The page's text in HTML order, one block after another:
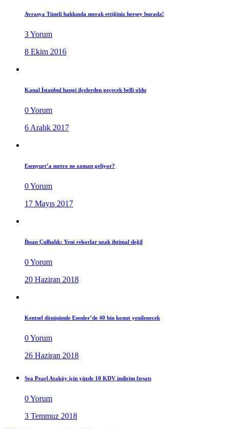
Avrasya Tüneli hakkında merak ettiğiniz herşey burada!
3 Yorum
8 Ekim 2016
Kanal İstanbul hangi ilçelerden geçecek belli oldu
0 Yorum
6 Aralık 2017
Esenyurt’a metro ne zaman geliyor?
0 Yorum
17 Mayıs 2017
İhsan Çulhalık: Yeni rekorlar uzak ihtimal değil
0 Yorum
20 Haziran 2018
Kentsel dönüşümle Esenler’de 40 bin konut yenilenecek
0 Yorum
26 Haziran 2018
Sea Pearl Ataköy için yüzde 10 KDV indirim fırsatı
0 Yorum
3 Temmuz 2018